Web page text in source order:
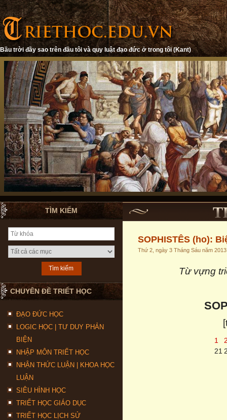
Bầu trời đầy sao trên đầu tôi và quy luật đạo đức ở trong tôi (Kant)
TÌM KIẾM
CHUYÊN ĐỀ TRIẾT HỌC
ĐẠO ĐỨC HỌC
LOGIC HỌC | TƯ DUY PHẢN
BIỆN
NHẬP MÔN TRIẾT HỌC
NHẬN THỨC LUẬN | KHOA HỌC
LUẬN
SIÊU HÌNH HỌC
TRIẾT HỌC GIÁO DỤC
TRIẾT HỌC LỊCH SỬ
SOPHISTÊS (ho):
Thứ 2, ngày 3 Tháng Sáu năm 2013
Từ vựng
1
21